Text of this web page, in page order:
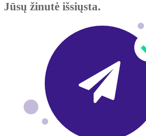
Jūsų žinutė išsiųsta.